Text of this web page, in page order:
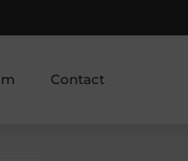
Contact